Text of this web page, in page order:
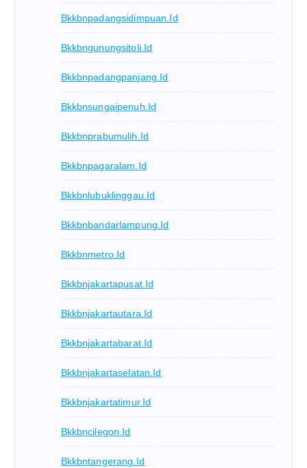
Bkkbnpadangsidimpuan.id
Bkkbngunungsitoli.id
Bkkbnpadangpanjang.id
Bkkbnsungaipenuh.id
Bkkbnprabumulih.id
Bkkbnpagaralam.id
Bkkbnlubuklinggau.id
Bkkbnbandarlampung.id
Bkkbnmetro.id
Bkkbnjakartapusat.id
Bkkbnjakartautara.id
Bkkbnjakartabarat.id
Bkkbnjakartaselatan.id
Bkkbnjakartatimur.id
Bkkbncilegon.id
Bkkbntangerang.id